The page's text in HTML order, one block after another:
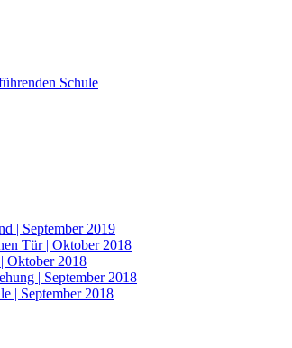
Schule
| September 2019
Tür | Oktober 2018
Oktober 2018
| September 2018
| September 2018